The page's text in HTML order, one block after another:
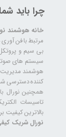
چرا باید
خانه هوشمند
مرتبط با فن
بی سیم و
سیستم های
هوشمند مدیریت
کننده دسترسی
تاسیسات
بالاترین کیفیت
نورال شریک